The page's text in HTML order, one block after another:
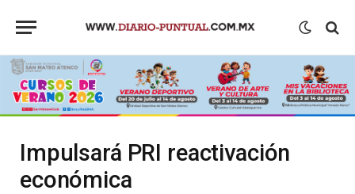
Impulsará PRI reactivación
económica